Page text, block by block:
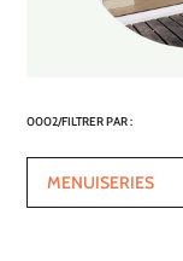
FILTRER PAR :
MENUISERIES